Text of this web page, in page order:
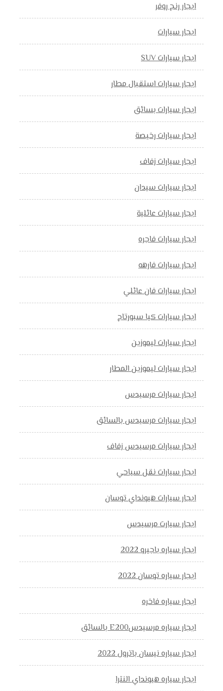
ايجار رنج روفر
ايجار سيارات
ايجار سيارات SUV
ايجار سيارات استقبال مطار
ايجار سيارات بسائق
ايجار سيارات رخيصة
ايجار سيارات زفاف
ايجار سيارات سيدان
ايجار سيارات عائلية
ايجار سيارات فاجره
ايجار سيارات فارهه
ايجار سيارات فان عائلي
ايجار سيارات كيا سبورتاج
ايجار سيارات ليموزين
ايجار سيارات ليموزين المطار
ايجار سيارات مرسيدس
ايجار سيارات مرسيدس بالسائق
ايجار سيارات مرسيدس زفاف
ايجار سيارات نقل سياحي
ايجار سيارات هيونداي توسان
ايجار سيارت مرسيدس
ايجار سياره باجيرو 2022
ايجار سياره توسان 2022
ايجار سياره فاخره
ايجار سياره مرسيدسE200 بالسائق
ايجار سياره نيسان باترول 2022
ايجار سياره هيونداي النترا